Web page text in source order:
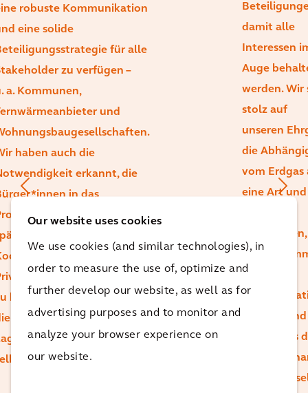
Our website uses cookies
We use cookies (and similar technologies), in
order to measure the use of, optimize and
further develop our website, as well as for
advertising purposes and to monitor and
analyze your browser experience on
our website.
robuste Kommunikation
eine solide
für alle
zu verfügen –
a. Kommunen,
und
haben auch die
erkannt, die
in das
zu integrieren, um
kohlenstoffarmes
und Heizen in den
umsetzen
können. So versetzen wir
Stadt Amsterdam in die
schnell, effizient und
zu handeln.
damit alle
Interessen
Auge
werden. Wir
stolz auf
unseren
die
vom Erdgas
eine Art und
alle
bei der
Und wir
sicher, dass
der